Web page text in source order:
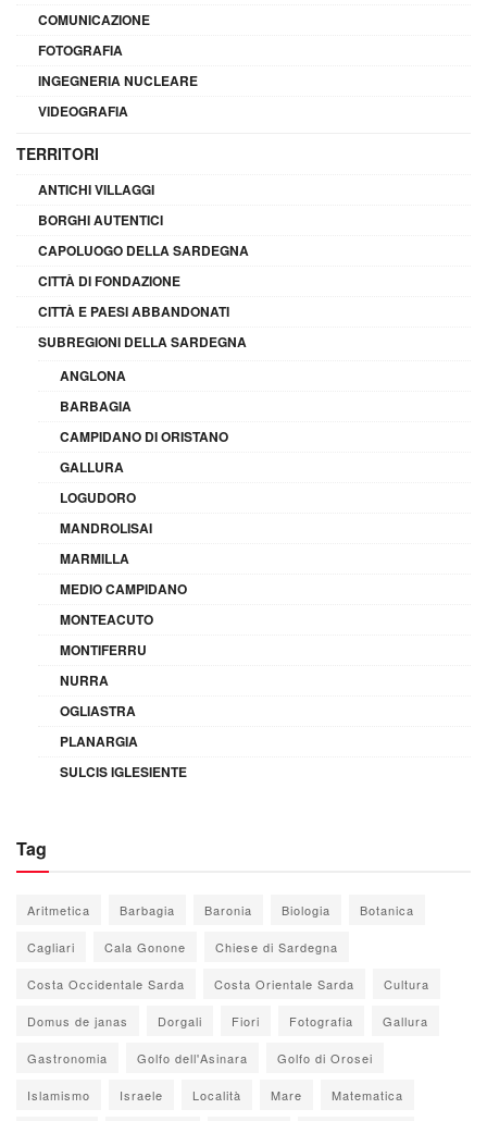
COMUNICAZIONE
FOTOGRAFIA
INGEGNERIA NUCLEARE
VIDEOGRAFIA
TERRITORI
ANTICHI VILLAGGI
BORGHI AUTENTICI
CAPOLUOGO DELLA SARDEGNA
CITTÀ DI FONDAZIONE
CITTÀ E PAESI ABBANDONATI
SUBREGIONI DELLA SARDEGNA
ANGLONA
BARBAGIA
CAMPIDANO DI ORISTANO
GALLURA
LOGUDORO
MANDROLISAI
MARMILLA
MEDIO CAMPIDANO
MONTEACUTO
MONTIFERRU
NURRA
OGLIASTRA
PLANARGIA
SULCIS IGLESIENTE
Tag
Aritmetica Barbagia Baronia Biologia Botanica
Cagliari Cala Gonone Chiese di Sardegna
Costa Occidentale Sarda Costa Orientale Sarda Cultura
Domus de janas Dorgali Fiori Fotografia Gallura
Gastronomia Golfo dell'Asinara Golfo di Orosei
Islamismo Israele Località Mare Matematica